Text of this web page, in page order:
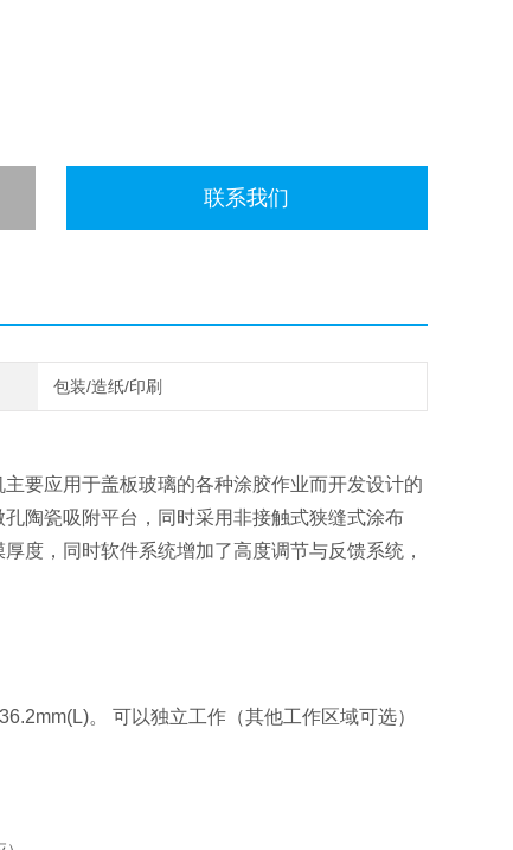
联系我们
包装/造纸/印刷
要应用于盖板玻璃的各种涂胶作业而开发设计的
陶瓷吸附平台，同时采用非接触式狭缝式涂布
度，同时软件系统增加了高度调节与反馈系统，
。 可以独立工作（其他工作区域可选）